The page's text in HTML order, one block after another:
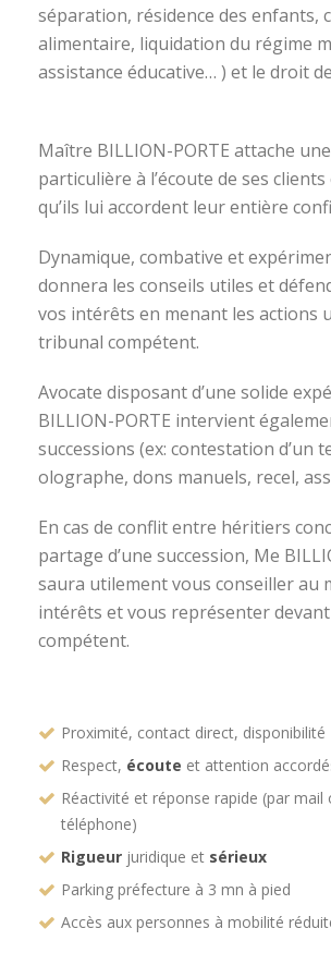
séparation, résidence des enfants,
alimentaire, liquidation du régime
assistance éducative… ) et le droit
Maître BILLION-PORTE attache
particulière à l’écoute de ses
qu’ils lui accordent leur entière
Dynamique, combative et
donnera les conseils utiles et
vos intérêts en menant les actions
tribunal compétent.
Avocate disposant d’une solide
BILLION-PORTE intervient
successions (ex: contestation d’un
olographe, dons manuels, recel,
En cas de conflit entre héritiers
partage d’une succession, Me
saura utilement vous conseiller au
intérêts et vous représenter
compétent.
Proximité, contact direct, disponibilité
Respect, écoute et attention
Réactivité et réponse rapide (par mail
téléphone)
Rigueur juridique et sérieux
Parking préfecture à 3 mn à pied
Accès aux personnes à mobilité